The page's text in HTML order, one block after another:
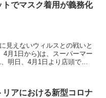
トでマスク着用が義務化
見えないウィルスとの戦いと
4月1日から)は、スーパーマー
明日、4月1日より店頭で無
リアにおける新型コロナ